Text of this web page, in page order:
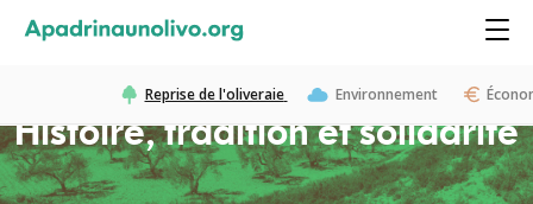
Reprise de l'oliveraie Environnement
Histoire, tradition et solidarité